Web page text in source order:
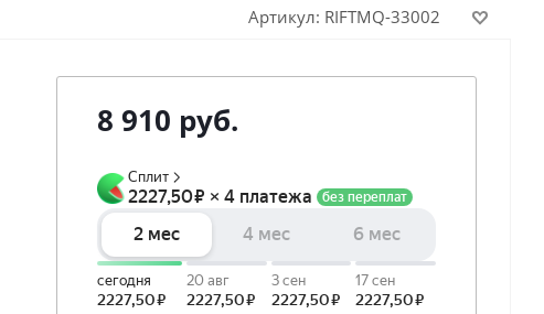
Артикул: RIFTMQ-33002
8 910 руб.